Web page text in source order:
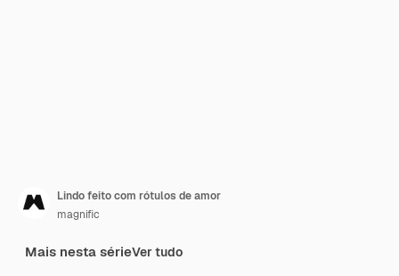
Lindo feito com rótulos de amor
magnific
Mais nesta sérieVer tudo